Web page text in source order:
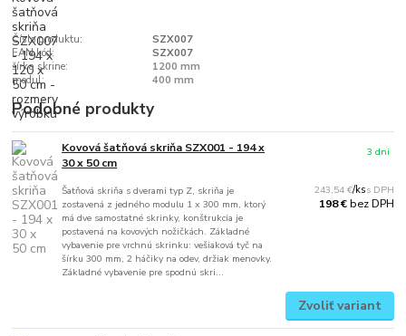
Číslo produktu:
SZX007
EAN kód:
SZX007
šírka skrine:
1200 mm
modul:
400 mm
Podobné produkty
Kovová šatňová skriňa SZX001 - 194 x
30 x 50 cm
Šatňová skriňa s dverami typ Z, skriňa je
zostavená z jedného modulu 1 x 300 mm, ktorý
má dve samostatné skrinky, konštrukcia je
postavená na kovových nožičkách. Základné
vybavenie pre vrchnú skrinku: vešiaková tyč na
šírku 300 mm, 2 háčiky na odev, držiak menovky.
Základné vybavenie pre spodnú skri...
243,54 €/ks
198 €bez DPH
3 dni
Zvoliť variant